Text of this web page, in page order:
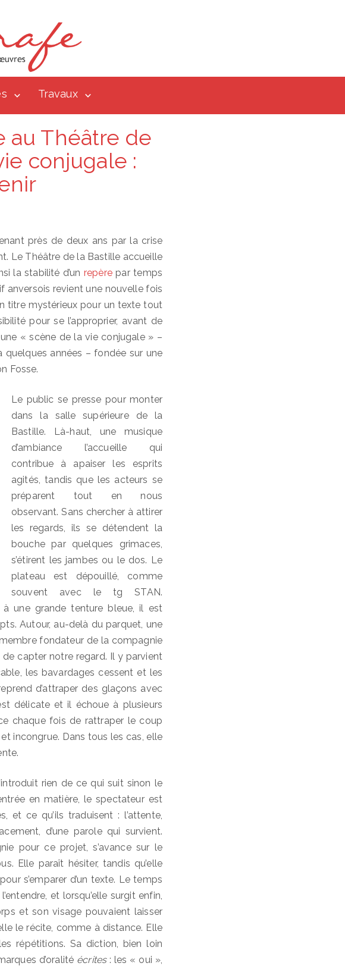
Travaux
au Théâtre de
conjugale :
près de deux ans par la crise
Le Théâtre de la Bastille accueille
la stabilité d’un repèrepar temps
anversois revient une nouvelle fois
titre mystérieux pour un texte tout
pour se l’approprier, avant de
« scène de la vie conjugale » –
années – fondée sur une
Fosse.
Le public se presse pour monter
dans la salle supérieure de la
Bastille. Là-haut, une musique
d’ambiance l’accueille qui
contribue à apaiser les esprits
agités, tandis que les acteurs se
préparent tout en nous
observant. Sans chercher à attirer
les regards, ils se détendent la
bouche par quelques grimaces,
s’étirent les jambes ou le dos. Le
plateau est dépouillé, comme
souvent avec le tg STAN.
une grande tenture bleue, il est
Autour, au-delà du parquet, une
fondateur de la compagnie
capter notre regard. Il y parvient
les bavardages cessent et les
d’attraper des glaçons avec
délicate et il échoue à plusieurs
chaque fois de rattraper le coup
incongrue. Dans tous les cas, elle
rien de ce qui suit sinon le
en matière, le spectateur est
et ce qu’ils traduisent : l’attente,
d’une parole qui survient.
pour ce projet, s’avance sur le
Elle paraît hésiter, tandis qu’elle
s’emparer d’un texte. Le temps
et lorsqu’elle surgit enfin,
et son visage pouvaient laisser
le récite, comme à distance. Elle
répétitions. Sa diction, bien loin
d’oralité écrites: les « oui »,